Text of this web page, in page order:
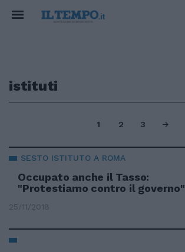
istituti
1 2 3
SESTO ISTITUTO A ROMA
Occupato anche il Tasso:
"Protestiamo contro il governo"
25/11/2018